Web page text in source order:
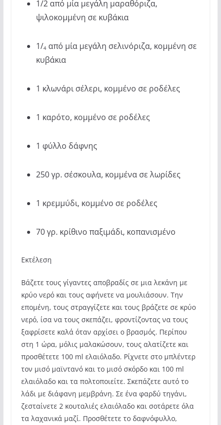
1/2 από μία μεγάλη μαραθόριζα,
ψιλοκομμένη σε κυβάκια
1/4από μία μεγάλη σελινόριζα, κομμένη σε
κυβάκια
1 κλωνάρι σέλερι, κομμένο σε ροδέλες
1 καρότο, κομμένο σε ροδέλες
1 φύλλο δάφνης
250 γρ. σέσκουλα, κομμένα σε λωρίδες
1 κρεμμύδι, κομμένο σε ροδέλες
70 γρ. κρίθινο παξιμάδι, κοπανισμένο
Εκτέλεση
Βάζετε τους γίγαντες αποβραδίς σε μια λεκάνη με
κρύο νερό και τους αφήνετε να μουλιάσουν. Την
επομένη, τους στραγγίζετε και τους βράζετε σε κρύο
νερό, ίσα να τους σκεπάζει, φροντίζοντας να τους
ξαφρίσετε καλά όταν αρχίσει ο βρασμός. Περίπου
στη 1 ώρα, μόλις μαλακώσουν, τους αλατίζετε και
προσθέτετε 100 ml ελαιόλαδο. Ρίχνετε στο μπλέντερ
τον μισό μαϊντανό και το μισό σκόρδο και 100 ml
ελαιόλαδο και τα πολτοποιείτε. Σκεπάζετε αυτό το
λάδι με διάφανη μεμβράνη. Σε ένα φαρδύ τηγάνι,
ζεσταίνετε 2 κουταλιές ελαιόλαδο και σοτάρετε όλα
τα λαχανικά μαζί. Προσθέτετε το δαφνόφυλλο,